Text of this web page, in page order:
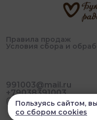
Правила продаж
Условия сбора и
991003@mail.ru
+79038391003
Пользуясь сайтом,
со сбором cookies